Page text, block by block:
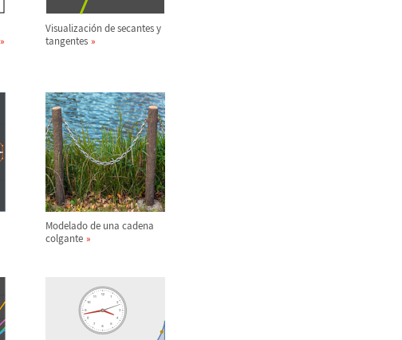
Visualización de secantes y
tangentes
Modelado de una cadena
colgante